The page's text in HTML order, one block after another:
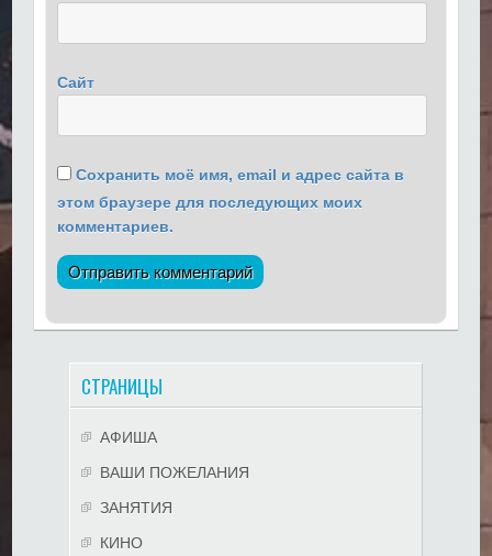
Сайт
Сохранить моё имя, email и адрес сайта в
этом браузере для последующих моих
комментариев.
СТРАНИЦЫ
АФИША
ВАШИ ПОЖЕЛАНИЯ
ЗАНЯТИЯ
КИНО